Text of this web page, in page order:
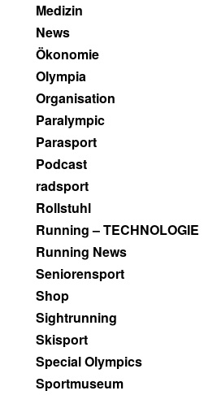
Medizin
News
Ökonomie
Olympia
Organisation
Paralympic
Parasport
Podcast
radsport
Rollstuhl
Running – TECHNOLOGIE
Running News
Seniorensport
Shop
Sightrunning
Skisport
Special Olympics
Sportmuseum